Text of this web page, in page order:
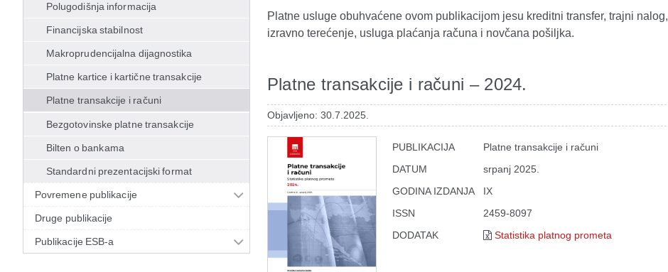
Polugodišnja informacija
Financijska stabilnost
Makroprudencijalna dijagnostika
Platne kartice i kartične transakcije
Platne transakcije i računi
Bezgotovinske platne transakcije
Bilten o bankama
Standardni prezentacijski format
Povremene publikacije
Druge publikacije
Publikacije ESB-a
Platne usluge obuhvaćene ovom publikacijom jesu kreditni transfer, trajni nalog,
izravno terećenje, usluga plaćanja računa i novčana pošiljka.
Platne transakcije i računi – 2024.
Objavljeno: 30.7.2025.
PUBLIKACIJA
Platne transakcije i računi
DATUM
srpanj 2025.
GODINA IZDANJA
IX
ISSN
2459-8097
DODATAK
Statistika platnog prometa